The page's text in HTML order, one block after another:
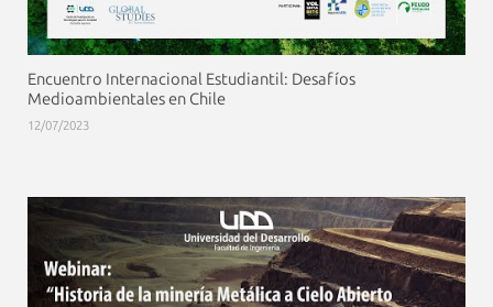
Encuentro Internacional Estudiantil: Desafíos
Medioambientales en Chile
12/07/2023